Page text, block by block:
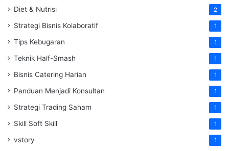
Diet & Nutrisi 2
Strategi Bisnis Kolaboratif 1
Tips Kebugaran 1
Teknik Half-Smash 1
Bisnis Catering Harian 1
Panduan Menjadi Konsultan 1
Strategi Trading Saham 1
Skill Soft Skill 1
vstory 1